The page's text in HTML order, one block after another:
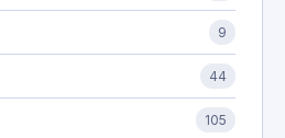
9
44
105